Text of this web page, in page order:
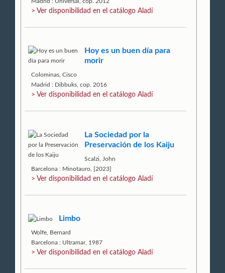
> Ver disponibilidad en el catálogo Aladí
Hoy es un buen día para
morir
Colominas, Cisco
Madrid : Dibbuks, cop. 2016
> Ver disponibilidad en el catálogo Aladí
La Sociedad por la
Preservación de los Kaiju
Scalzi, John
Barcelona : Minotauro, [2023]
> Ver disponibilidad en el catálogo Aladí
Limbo
Wolfe, Bernard
Barcelona : Ultramar, 1987
> Ver disponibilidad en el catálogo Aladí